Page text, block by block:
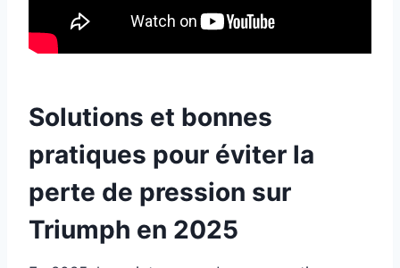
Solutions et bonnes
pratiques pour éviter la
perte de pression sur
Triumph en 2025